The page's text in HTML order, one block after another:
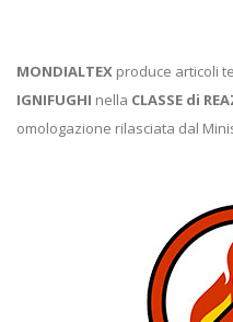
MONDIALTEX produce articoli
IGNIFUGHI nella CLASSE di
omologazione rilasciata dal